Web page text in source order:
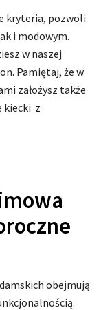
kryteria, pozwoli
i modowym.
w naszej
Pamiętaj, że w
założysz także
kiecki z
obejmują